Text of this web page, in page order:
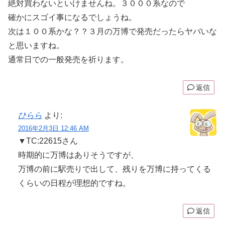
絶対買わないといけませんね。３０００系なので
確かにスゴイ事になるでしょうね。
次は１００系かな？？３月の万博で発売だったらヤバいな
と思いますね。
通常日での一般発売を祈ります。
返信
ひらら より:
2016年2月3日 12:46 AM
▼TC:22615さん
時期的に万博はありそうですが、
万博の前に駅売りで出して、残りを万博に持ってくる
くらいの日程が理想的ですね。
返信